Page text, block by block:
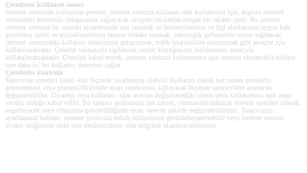
Çerezlerin kullanım amacı
Internet sitemizde kullanılan çerezler, internet sitemizi kullanan tüm kullanıcılar için, kişinin internet
sitesindeki kesintisiz dolaşmasını sağlayacak rastgele sayılardan oluşan bir rakamı içerir. Bu çerezler
internet sitemizi bir sonraki ziyaretinizde sizi tanımak ve beklentilerinize ve ilgi alanlarınıza uygun hale
getirilmiş içerik ve kişiselleştirilmiş tarama imkânı sunmak, teknolojik gelişmelere uyum sağlamak,
internet sitemizdeki kullanıcı deneyimini geliştirmek, trafik istatistikleri oluşturmak gibi amaçlar için
kullanılmaktadır. Çerezler vasıtasıyla toplanılan veriler kimliğinizin belirlenmesi amacıyla
kullanılmamaktadır. Çerezleri kabul etmek, internet sitemizi kullanmanız için zorunlu olmamakla birlikte
size daha iyi bir kullanıcı deneyimi sağlar.
Çerezlerin kontrolü
Tarayıcılar çerezleri kabul eder biçimde tasarlanmış olabilir. Kullanıcı olarak her zaman çerezlerin
gelmemesini veya gönderildiklerinde uyarı verilmesini sağlayacak biçimde tarayıcıların ayarlarını
değiştirebilirler. Ziyaretçi veya kullanıcı, işbu ayarları değiştirmediği sürece çerez kullanımına açık onay
vermiş olduğu kabul edilir. Bu tarayıcı ayarlarınızı her zaman, cihazınızda bulunan mevcut çerezleri silecek,
engelleyecek veya cihazınıza gönderildiğinde uyarı verecek şekilde değiştirebilirsiniz. Tarayıcınızı
ayarlamanız halinde, internet sitemizin belirli bölümlerini görüntüleyemeyebilir veya internet sitesini
ziyaret ettiğinizde sizin için özelleştirilmiş olan bilgilere ulaşamayabilirsiniz.